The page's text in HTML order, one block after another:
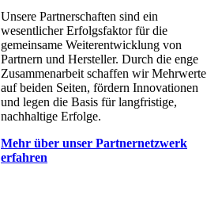
Unsere Partnerschaften sind ein
wesentlicher Erfolgsfaktor für die
gemeinsame Weiterentwicklung von
Partnern und Hersteller. Durch die enge
Zusammenarbeit schaffen wir Mehrwerte
auf beiden Seiten, fördern Innovationen
und legen die Basis für langfristige,
nachhaltige Erfolge.
Mehr über unser Partnernetzwerk
erfahren